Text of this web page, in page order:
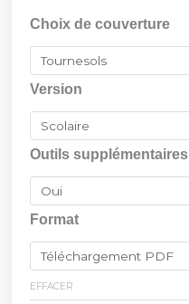
Choix de couverture
Version
Outils supplémentaires
Format
EFFACER
quantité
de
Guide
2026,
l'agenda
des
intervenants